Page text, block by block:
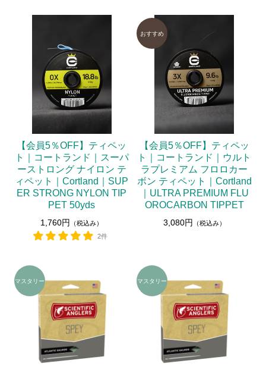
【会員5％OFF】ティペッ
ト｜コートランド｜スーパ
ーストロング ナイロン テ
ィペット｜Cortland｜SUP
ER STRONG NYLON TIP
PET 50yds
1,760円
（税込み）
2件
【会員5％OFF】ティペッ
ト｜コートランド｜ウルト
ラプレミアム フロロカー
ボン ティペット｜Cortland
｜ULTRA PREMIUM FLU
OROCARBON TIPPET
3,080円 （税込み）